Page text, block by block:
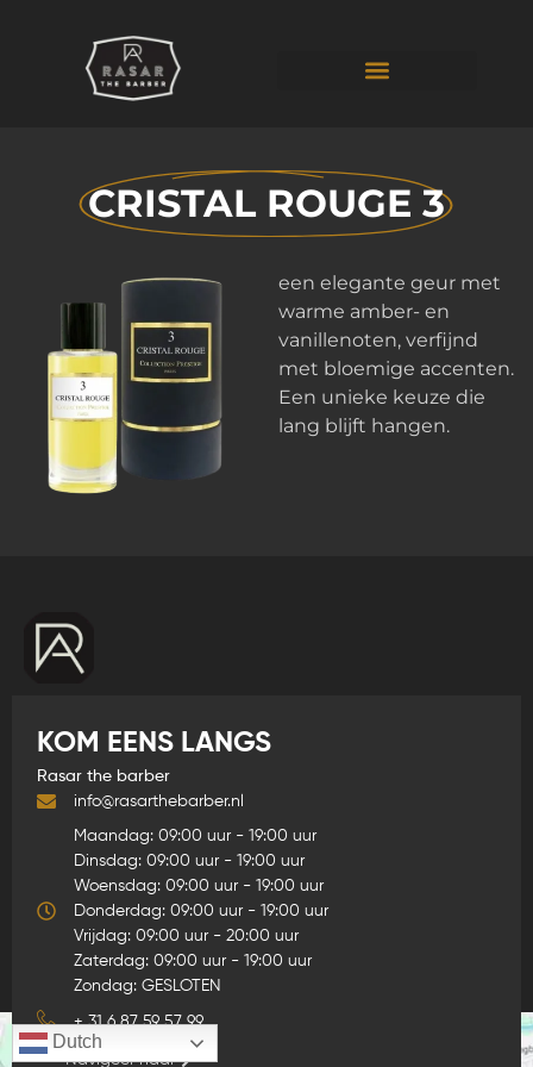
CRISTAL ROUGE 3
een elegante geur met
warme amber- en
vanillenoten, verfijnd
met bloemige accenten.
Een unieke keuze die
lang blijft hangen.
KOM EENS LANGS
Rasar the barber
info@rasarthebarber.nl
Maandag: 09:00 uur - 19:00 uur
Dinsdag: 09:00 uur - 19:00 uur
Woensdag: 09:00 uur - 19:00 uur
Donderdag: 09:00 uur - 19:00 uur
Vrijdag: 09:00 uur - 20:00 uur
Zaterdag: 09:00 uur - 19:00 uur
Zondag: GESLOTEN
+ 31 6 87 59 57 99
Navigeer naar
Dutch